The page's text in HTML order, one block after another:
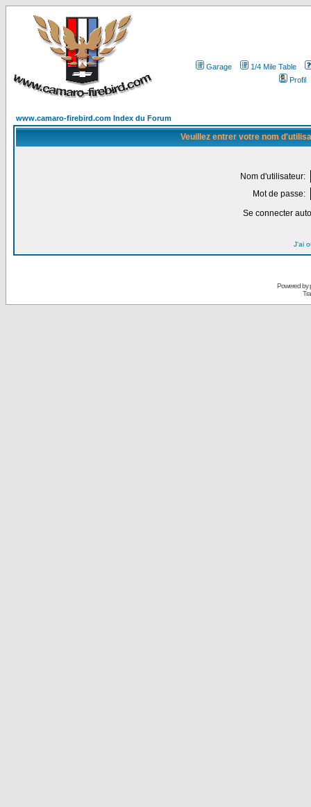
Garage
1/4 Mile Table
Profil
www.camaro-firebird.com Index du Forum
Veuillez entrer votre nom
Nom d'utilisateur:
Mot de passe:
Se connecter
J'ai
Powered by